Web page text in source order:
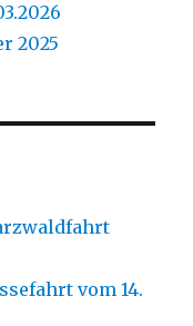
2025
vom 14.